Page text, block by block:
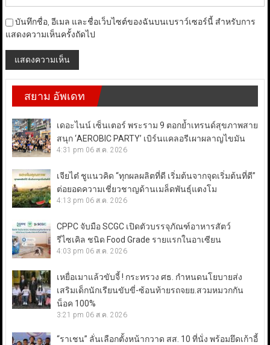
บันทึกชื่อ, อีเมล และชื่อเว็บไซต์ของฉันบนเบราว์เซอร์นี้ สำหรับการ
แสดงความเห็นครั้งถัดไป
สยาม อัพเดท
เดอะไนน์ เซ็นเตอร์ พระราม 9 ตอกย้ำเทรนด์สุขภาพสาย
สนุก ‘AEROBIC PARTY’ เบิร์นแคลอรีเผาผลาญไขมัน
4:31 pm 06 ส.ค. 2026
เจียไต๋ ชูแนวคิด “ทุกผลผลิตที่ดี เริ่มต้นจากจุดเริ่มต้นที่ดี”
ต่อยอดความเชี่ยวชาญด้านเมล็ดพันธุ์แตงโม
4:13 pm 06 ส.ค. 2026
CPPC จับมือ SCGC เปิดตัวบรรจุภัณฑ์อาหารสัตว์
รีไซเคิล ชนิด Food Grade รายแรกในอาเซียน
4:03 pm 06 ส.ค. 2026
เหยื่อเมาแล้วขับจี้ ! กระทรวง ศธ. กำหนดนโยบายส่ง
เสริมเด็กนักเรียนขับขี่-ซ้อนท้ายรถจยย.สวมหมวกกัน
น็อค 100%
3:21 pm 06 ส.ค. 2026
“ราเชน” ลั่นเลือกตั้งหน้ากวาด สส. 10 ที่นั่ง พร้อมยึดเก้าอี้